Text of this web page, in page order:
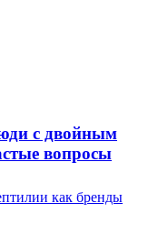
с двойным
вопросы